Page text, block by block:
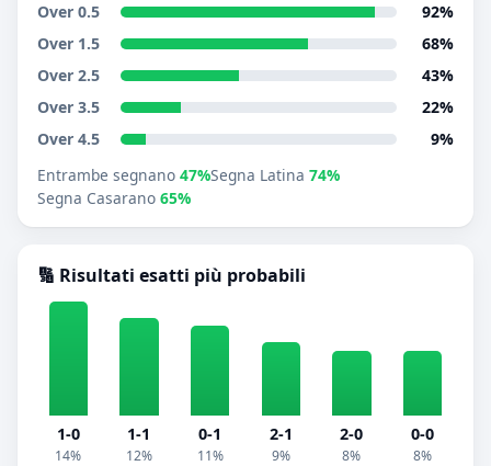
Over 0.5
92%
Over 1.5
68%
Over 2.5
43%
Over 3.5
22%
Over 4.5
9%
Entrambe segnano 47%Segna Latina 74%
Segna Casarano 65%
🔢 Risultati esatti più probabili
1-0
14%
1-1
12%
0-1
11%
2-1
9%
2-0
8%
0-0
8%